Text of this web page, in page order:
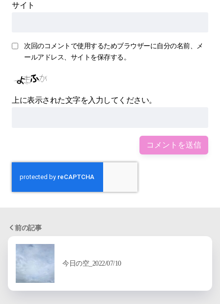
サイト
次回のコメントで使用するためブラウザーに自分の名前、メ
ールアドレス、サイトを保存する。
上に表示された文字を入力してください。
前の記事
今日の空_2022/07/10